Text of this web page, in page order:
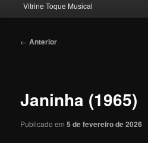
Vitrine Toque Musical
Navegação
← Anterior
Janinha (1965)
Publicado em5 de fevereiro de 2026